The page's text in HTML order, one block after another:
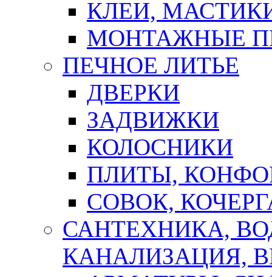
КЛЕИ,
МОНТАЖНЫЕ
ПЕЧНОЕ ЛИТЬЕ
ДВЕРКИ
ЗАДВИЖКИ
КОЛОСНИКИ
ПЛИТЫ,
СОВОК,
САНТЕХНИКА,
КАНАЛИЗАЦИЯ,